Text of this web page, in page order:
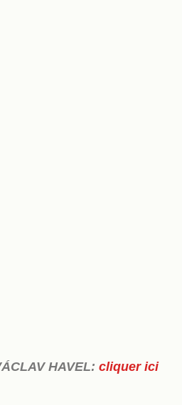
HAVEL: cliquer ici